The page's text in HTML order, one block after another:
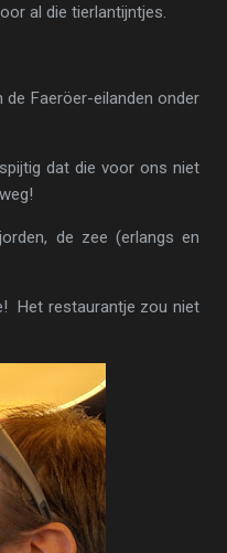
al die tierlantijntjes.
Faeröer-eilanden onder
dat die voor ons niet
de zee (erlangs en
Het restaurantje zou niet